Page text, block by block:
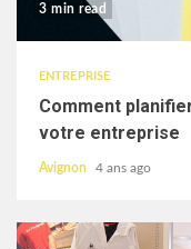
3 min read
ENTREPRISE
Comment
votre entreprise
Avignon 4 ans ago